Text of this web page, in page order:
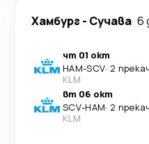
Хамбург- Сучава 6
чт 01 окт
HAM-SCV· 2
KLM
вт 06 окт
SCV-HAM· 2
KLM